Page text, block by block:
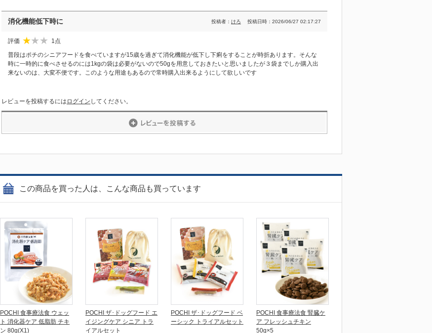
消化機能低下時に 投稿者： けろ 投稿日時：2026/06/27 02:17:27
評価
1点
普段はポチのシニアフードを食べていますが15歳を過ぎて消化機能が低下し下痢をすることが時折あります。そんな
時に一時的に食べさせるのには1kgの袋は必要がないので50gを用意しておきたいと思いましたが３袋までしか購入出
来ないのは、大変不便です。このような用途もあるので常時購入出来るようにして欲しいです
レビューを投稿するには ログイン してください。
この商品を買った人は、こんな商品も買っています
POCHI 食事療法食 ウェッ
ト 消化器ケア 低脂肪 チキ
ン 80g(X1)
POCHI ザ･ドッグフード エ
イジングケア シニア トラ
イアルセット
POCHI ザ･ドッグフード ベ
ーシック トライアルセット
POCHI 食事療法食 腎臓ケ
ア フレッシュチキン
50g×5